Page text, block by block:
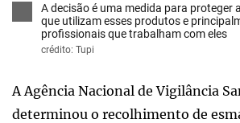
A decisão é uma medida para proteger
que utilizam esses produtos e
profissionais que trabalham com eles
crédito: Tupi
A Agência Nacional de Vigilância
determinou o recolhimento de